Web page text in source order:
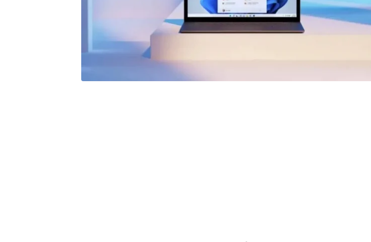
Sous Windows 10, un clic droit sur un fichier fait apparaître un certain nombre